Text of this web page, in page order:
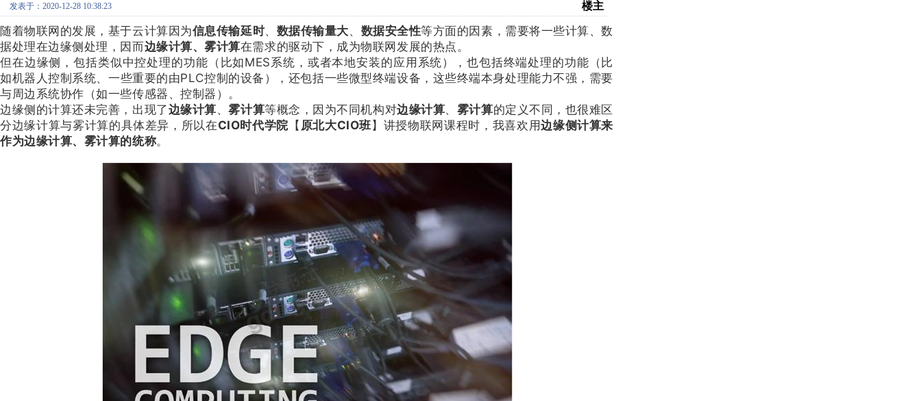
发表于：2020-12-28 10:38:23 楼主
随着物联网的发展，基于云计算因为信息传输延时、 数据传输量大、 数据安全性等方面的因素，需要将一些计算、数
据处理在边缘侧处理，因而边缘计算、雾计算在需求的驱动下，成为物联网发展的热点。
但在边缘侧，包括类似中控处理的功能（比如MES系统，或者本地安装的应用系统），也包括终端处理的功能（比
如机器人控制系统、一些重要的由PLC控制的设备），还包括一些微型终端设备，这些终端本身处理能力不强，需要
与周边系统协作（如一些传感器、控制器）。
边缘侧的计算还未完善，出现了边缘计算、雾计算等概念，因为不同机构对边缘计算、 雾计算的定义不同，也很难区
分边缘计算与雾计算的具体差异，所以在CIO时代学院 【 原北大CIO班 】讲授物联网课程时，我喜欢用边缘侧计算来
作为边缘计算、雾计算的统称。